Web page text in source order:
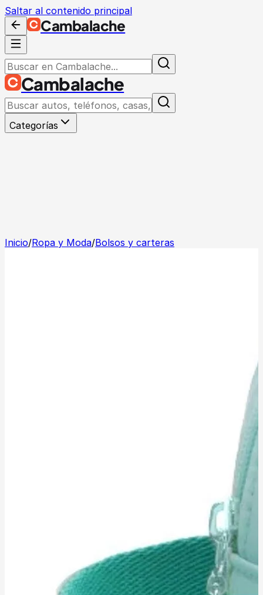
Saltar al contenido principal
Cambalache
Cambalache
Categorías
Inicio/Ropa y Moda/Bolsos y carteras